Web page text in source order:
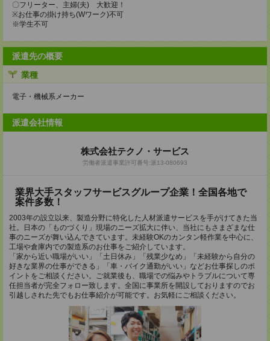
〇フリーター、主婦(夫) 大歓迎！
※お仕事の掛け持ち(Wワーク)不可
※学生不可
派遣先の概要
業種
電子・機械系メーカー
派遣会社情報
株式会社テクノ・サービス
労働者派遣事業許可番号:派13-080693
業界大手スタッフサービスグループ企業！全国各地で
案件多数！
2003年の設立以来、製造分野に特化した人材派遣サービスを手がけてきた当
社。日本の「ものづくり」現場のニーズ拡大に伴い、当社にもさまざまな仕
事のニーズが舞い込んできています。未経験OKのカンタン軽作業を中心に、
工場や倉庫内での製造系のお仕事をご紹介しています。
「家から近い職場がいい」「土日休み」「残業少なめ」「未経験から自分の
好きな業界の仕事ができる」「車・バイク通勤がいい」などお仕事探しのポ
イントをご相談ください。ご就業後も、職場での悩みやトラブルについて専
任担当者が完全フォロー致します。全国に事業所を開設しておりますのでお
引越しされた先でもお仕事紹介が可能です。お気軽にご相談ください。